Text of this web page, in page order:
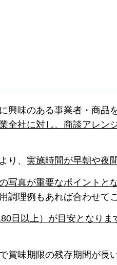
興味のある事業者・商品
全社に対し、商談アレン
り、 実施時間が早朝や夜
写真が重要なポイントと
理例もあれば合わせて
日以上）が目安となり
賞味期限の残存期間が長